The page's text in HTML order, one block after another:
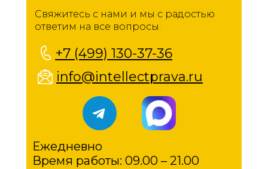
Свяжитесь с нами и мы с радостью
ответим на все вопросы.
+7 (499) 130-37-36
info@intellectprava.ru
Ежедневно
Время работы: 09.00 – 21.00